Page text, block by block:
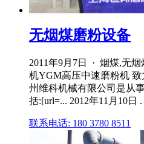
无烟煤磨粉设备
2011年9月7日 · 烟煤,无
机YGM高压中速磨粉机
州维科机械有限公司是从
括:[url=... 2012年11月10日 .
联系电话: 180 3780 8511